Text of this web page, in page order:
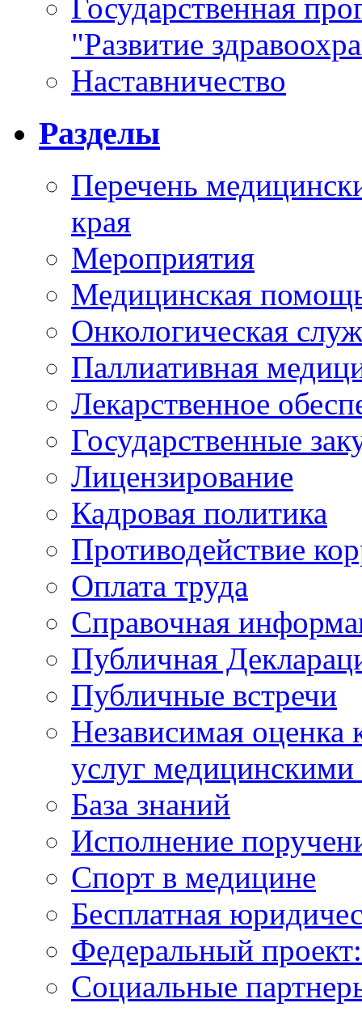
Государственная
"Развитие
Наставничество
Разделы
Перечень
края
Мероприятия
Медицинская
Онкологическая
Паллиативная
Лекарственное
Государственные
Лицензирование
Кадровая политика
Противодействие
Оплата труда
Справочная
Публичная
Публичные встречи
Независимая оценка
услуг
База знаний
Исполнение
Спорт в медицине
Бесплатная
Федеральный
Социальные